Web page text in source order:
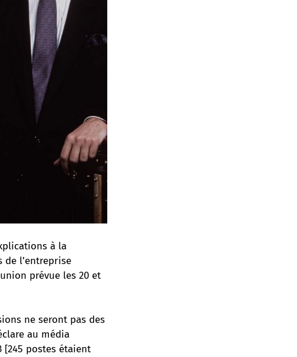
à la
de l’entreprise
prévue les 20 et
ne seront pas des
au média
[245 postes étaient